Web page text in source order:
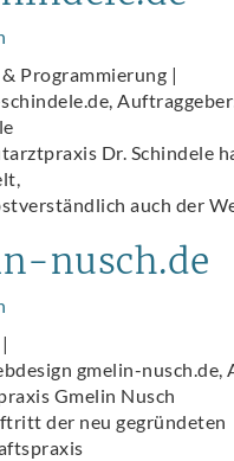
schindele.de
Programmierung |
Dr. Schindele
auch der
nusch.de
gmelin-nusch.de,
Gmelin Nusch
der neu gegründeten